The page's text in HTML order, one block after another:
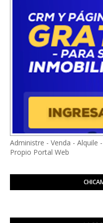
Administre - Venda - Alquile
Propio Portal Web